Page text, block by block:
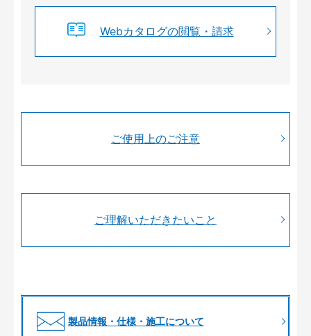
Webカタログの閲覧・請求
ご使用上のご注意
ご理解いただきたいこと
製品情報・仕様・施工について